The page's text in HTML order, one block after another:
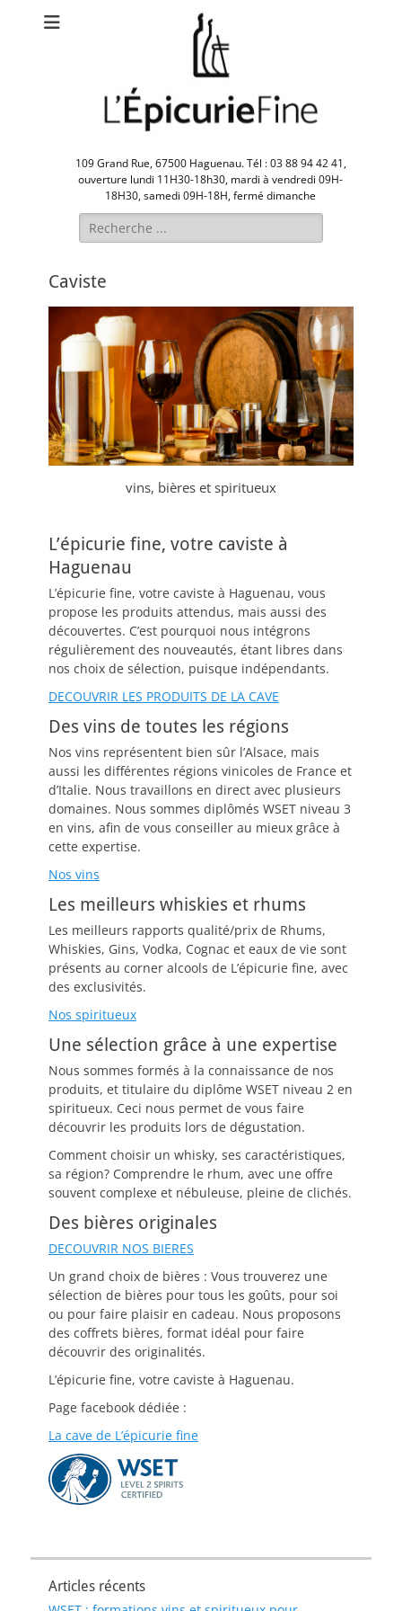
109 Grand Rue, 67500 Haguenau. Tél : 03 88 94 42 41,
ouverture lundi 11H30-18h30, mardi à vendredi 09H-
18H30, samedi 09H-18H, fermé dimanche
Rechercher :
Caviste
vins, bières et spiritueux
L’épicurie fine, votre caviste à
Haguenau
L’épicurie fine, votre caviste à Haguenau, vous
propose les produits attendus, mais aussi des
découvertes. C’est pourquoi nous intégrons
régulièrement des nouveautés, étant libres dans
nos choix de sélection, puisque indépendants.
DECOUVRIR LES PRODUITS DE LA CAVE
Des vins de toutes les régions
Nos vins représentent bien sûr l’Alsace, mais
aussi les différentes régions vinicoles de France et
d’Italie. Nous travaillons en direct avec plusieurs
domaines. Nous sommes diplômés WSET niveau 3
en vins, afin de vous conseiller au mieux grâce à
cette expertise.
Nos vins
Les meilleurs whiskies et rhums
Les meilleurs rapports qualité/prix de Rhums,
Whiskies, Gins, Vodka, Cognac et eaux de vie sont
présents au corner alcools de L’épicurie fine, avec
des exclusivités.
Nos spiritueux
Une sélection grâce à une expertise
Nous sommes formés à la connaissance de nos
produits, et titulaire du diplôme WSET niveau 2 en
spiritueux. Ceci nous permet de vous faire
découvrir les produits lors de dégustation.
Comment choisir un whisky, ses caractéristiques,
sa région? Comprendre le rhum, avec une offre
souvent complexe et nébuleuse, pleine de clichés.
Des bières originales
DECOUVRIR NOS BIERES
Un grand choix de bières : Vous trouverez une
sélection de bières pour tous les goûts, pour soi
ou pour faire plaisir en cadeau. Nous proposons
des coffrets bières, format idéal pour faire
découvrir des originalités.
L’épicurie fine, votre caviste à Haguenau.
Page facebook dédiée :
La cave de L’épicurie fine
Articles récents